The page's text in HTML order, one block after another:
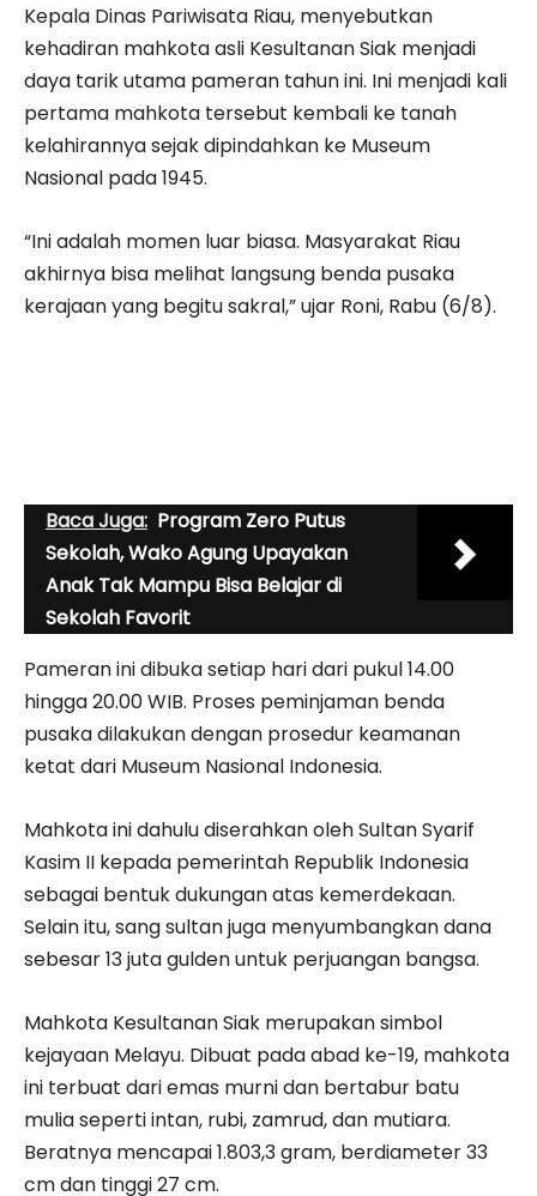
Kepala Dinas Pariwisata Riau, menyebutkan
kehadiran mahkota asli Kesultanan Siak menjadi
daya tarik utama pameran tahun ini. Ini menjadi kali
pertama mahkota tersebut kembali ke tanah
kelahirannya sejak dipindahkan ke Museum
Nasional pada 1945.
“Ini adalah momen luar biasa. Masyarakat Riau
akhirnya bisa melihat langsung benda pusaka
kerajaan yang begitu sakral,” ujar Roni, Rabu (6/8).
Baca Juga: Program Zero Putus
Sekolah, Wako Agung Upayakan
Anak Tak Mampu Bisa Belajar di
Sekolah Favorit
Pameran ini dibuka setiap hari dari pukul 14.00
hingga 20.00 WIB. Proses peminjaman benda
pusaka dilakukan dengan prosedur keamanan
ketat dari Museum Nasional Indonesia.
Mahkota ini dahulu diserahkan oleh Sultan Syarif
Kasim II kepada pemerintah Republik Indonesia
sebagai bentuk dukungan atas kemerdekaan.
Selain itu, sang sultan juga menyumbangkan dana
sebesar 13 juta gulden untuk perjuangan bangsa.
Mahkota Kesultanan Siak merupakan simbol
kejayaan Melayu. Dibuat pada abad ke-19, mahkota
ini terbuat dari emas murni dan bertabur batu
mulia seperti intan, rubi, zamrud, dan mutiara.
Beratnya mencapai 1.803,3 gram, berdiameter 33
cm dan tinggi 27 cm.